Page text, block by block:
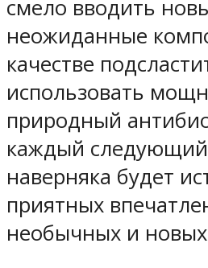
смело вводить
неожиданные
качестве
использовать
природный
каждый
наверняка будет
приятных
необычных и